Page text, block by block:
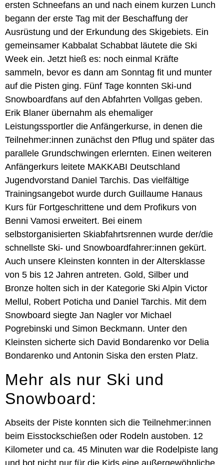
ersten Schneefans an und nach einem kurzen Lunch
begann der erste Tag mit der Beschaffung der
Ausrüstung und der Erkundung des Skigebiets. Ein
gemeinsamer Kabbalat Schabbat läutete die Ski
Week ein. Jetzt hieß es: noch einmal Kräfte
sammeln, bevor es dann am Sonntag fit und munter
auf die Pisten ging. Fünf Tage konnten Ski-und
Snowboardfans auf den Abfahrten Vollgas geben.
Erik Blaner übernahm als ehemaliger
Leistungssportler die Anfängerkurse, in denen die
Teilnehmer:innen zunächst den Pflug und später das
parallele Grundschwingen erlernten. Einen weiteren
Anfängerkurs leitete MAKKABI Deutschland
Jugendvorstand Daniel Tarchis. Das vielfältige
Trainingsangebot wurde durch Guillaume Hanaus
Kurs für Fortgeschrittene und dem Profikurs von
Benni Vamosi erweitert. Bei einem
selbstorganisierten Skiabfahrtsrennen wurde der/die
schnellste Ski- und Snowboardfahrer:innen gekürt.
Auch unsere Kleinsten konnten in der Altersklasse
von 5 bis 12 Jahren antreten. Gold, Silber und
Bronze holten sich in der Kategorie Ski Alpin Victor
Mellul, Robert Poticha und Daniel Tarchis. Mit dem
Snowboard siegte Jan Nagler vor Michael
Pogrebinski und Simon Beckmann. Unter den
Kleinsten sicherte sich David Bondarenko vor Delia
Bondarenko und Antonin Siska den ersten Platz.
Mehr als nur Ski und
Snowboard:
Abseits der Piste konnten sich die Teilnehmer:innen
beim Eisstockschießen oder Rodeln austoben. 12
Kilometer und ca. 45 Minuten war die Rodelpiste lang
und bot nicht nur für die Kids eine außergewöhnliche